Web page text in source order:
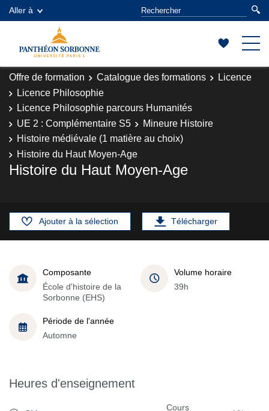
Aller à
Offre de formation Catalogue des formations
Licence
Licence Philosophie
Licence Philosophie parcours Humanités
UE 2 : Complémentaire S5
Mineure Histoire
Histoire médiévale (1 matière au choix)
Histoire du Haut Moyen-Age
Histoire du Haut Moyen-Age
Ajouter à la sélection Télécharger
Composante
École d'histoire de la
Sorbonne (EHS)
Volume horaire
39h
Période de l'année
Automne
Heures d'enseignement
Cours